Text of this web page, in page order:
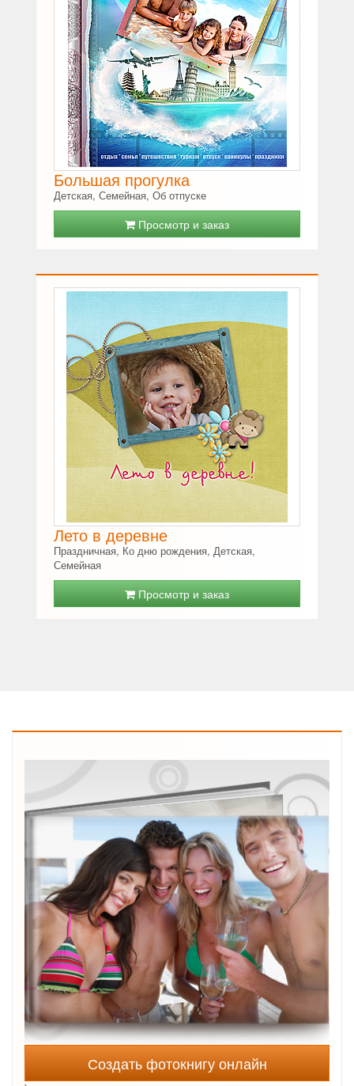
Большая прогулка
Детская, Семейная, Об отпуске
Просмотр и заказ
Лето в деревне
Праздничная, Ко дню рождения, Детская,
Семейная
Просмотр и заказ
Создать фотокнигу онлайн